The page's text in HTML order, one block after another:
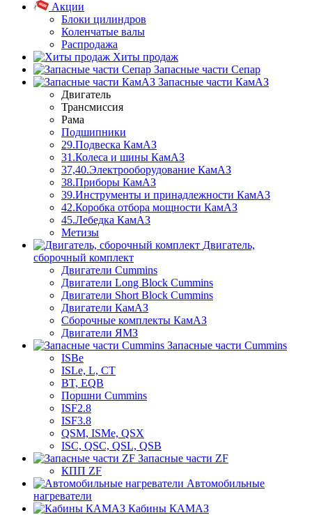
Акции
Блоки цилиндров
Коленчатые валы
Распродажа
Хиты продаж
Запасные части Сепар
Запасные части КамАЗ
Двигатель
Трансмиссия
Рама
Подшипники
29.Подвеска КамАЗ
31.Колеса и шины КамАЗ
37,40.Электрооборудование КамАЗ
38.Приборы КамАЗ
39.Инструменты и принадлежности КамАЗ
42.Коробка отбора мощности КамАЗ
45.Лебедка КамАЗ
Метизы
Двигатель,
сборочный комплект
Двигатели Cummins
Двигатели Long Bloсk Cummins
Двигатели Short Bloсk Cummins
Двигатели КамАЗ
Сборочные комплекты КамАЗ
Двигатели ЯМЗ
Запасные части Cummins
ISBe
ISLe, L, CT
BT, EQB
Поршни Cummins
ISF2.8
ISF3.8
QSM, ISMe, QSX
ISC, QSC, QSL, QSB
Запасные части ZF
КПП ZF
Автомобильные
нагреватели
Кабины КАМАЗ